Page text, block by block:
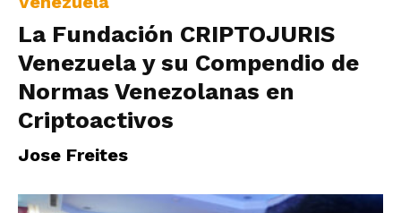
Ultima
La Fundación CRIPTOJURIS
Venezuela y su Compendio de
Normas Venezolanas en
Criptoactivos
Jose Freites